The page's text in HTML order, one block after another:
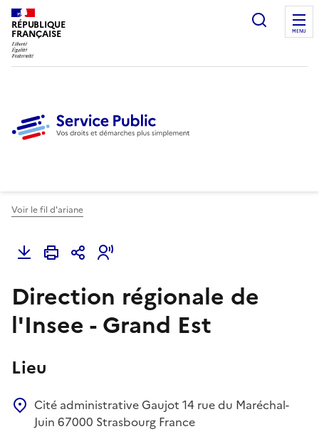
RÉPUBLIQUE
FRANÇAISE
Ouvrir
MENU
Voir le fil d'ariane
Direction régionale de
l'Insee - Grand Est
Lieu
Cité administrative Gaujot 14 rue du Maréchal-
Juin 67000 Strasbourg France